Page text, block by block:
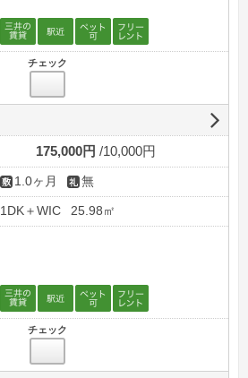
チェック
175,000円 10,000円
1.0ヶ月 無
1DK＋WIC 25.98㎡
チェック